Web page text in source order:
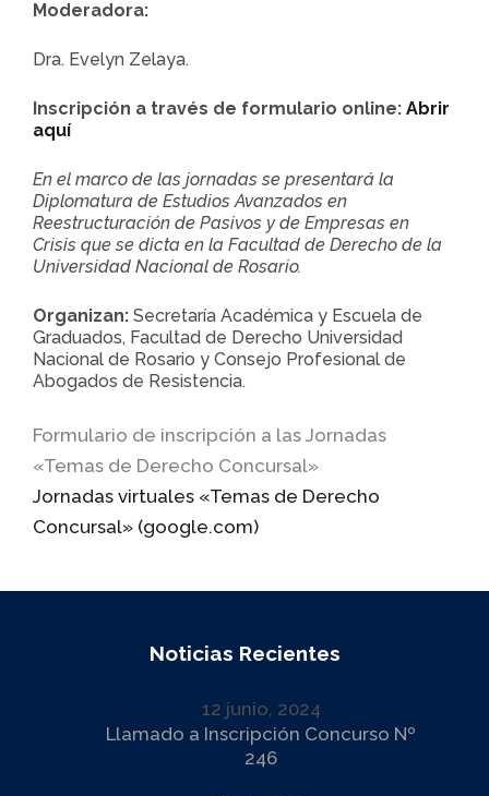
Moderadora:
Dra. Evelyn Zelaya.
Inscripción a través de formulario online: Abrir
aquí
En el marco de las jornadas se presentará la
Diplomatura de Estudios Avanzados en
Reestructuración de Pasivos y de Empresas en
Crisis que se dicta en la Facultad de Derecho de la
Universidad Nacional de Rosario.
Organizan: Secretaría Académica y Escuela de
Graduados, Facultad de Derecho Universidad
Nacional de Rosario y Consejo Profesional de
Abogados de Resistencia.
Formulario de inscripción a las Jornadas
«Temas de Derecho Concursal»
Jornadas virtuales «Temas de Derecho
Concursal» (google.com)
Noticias Recientes
12 junio, 2024
Llamado a Inscripción Concurso Nº
246